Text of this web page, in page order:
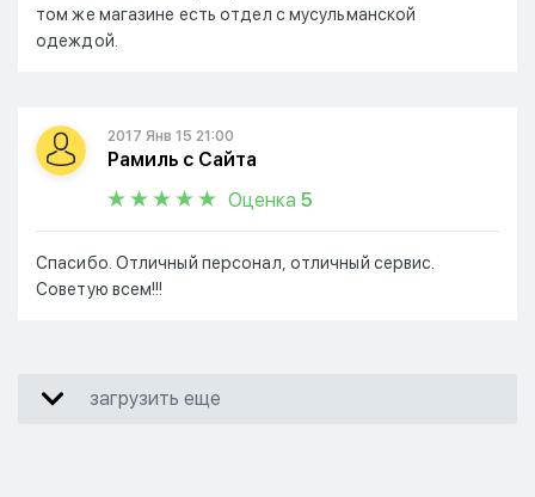
том же магазине есть отдел с мусульманской
одеждой.
2017 Янв 15 21:00
Рамиль с Сайта
Оценка 5
Спасибо. Отличный персонал, отличный сервис.
Советую всем!!!
загрузить еще